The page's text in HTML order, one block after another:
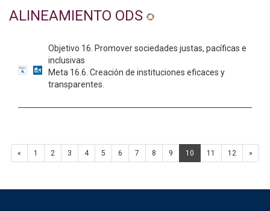
ALINEAMIENTO ODS
Objetivo 16. Promover sociedades justas, pacíficas e
inclusivas
Meta 16.6. Creación de instituciones eficaces y
transparentes.
« 1 2 3 4 5 6 7 8 9 10 11 12 »